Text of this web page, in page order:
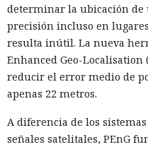
determinar la ubicación de
precisión incluso en
resulta inútil. La nueva
Enhanced Geo-Localisation
reducir el error medio de
apenas 22 metros.
A diferencia de los
señales satelitales, PEnG